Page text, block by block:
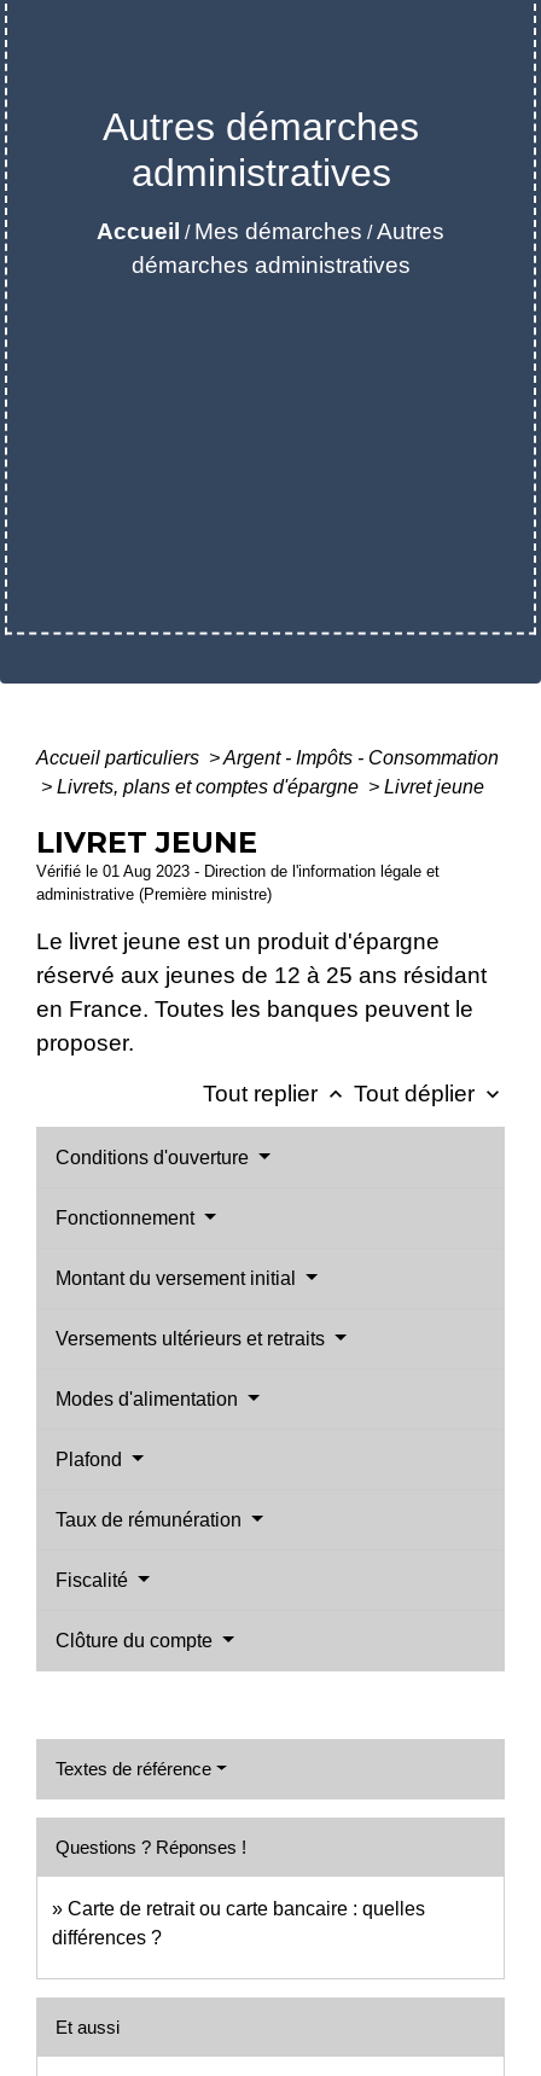
Autres démarches
administratives
Accueil / Mes démarches /Autres
démarches administratives
Accueil particuliers >Argent - Impôts - Consommation
> Livrets, plans et comptes d'épargne > Livret jeune
LIVRET JEUNE
Vérifié le 01 Aug 2023 - Direction de l'information légale et
administrative (Première ministre)
Le livret jeune est un produit d'épargne
réservé aux jeunes de 12 à 25 ans résidant
en France. Toutes les banques peuvent le
proposer.
Tout replier keyboard_arrow_up Tout déplier keyboard_arrow_down
Conditions d'ouverture
Fonctionnement
Montant du versement initial
Versements ultérieurs et retraits
Modes d'alimentation
Plafond
Taux de rémunération
Fiscalité
Clôture du compte
Textes de référence
Questions ? Réponses !
Carte de retrait ou carte bancaire : quelles
différences ?
Et aussi